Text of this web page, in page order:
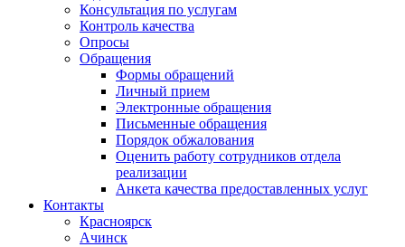
Консультация по услугам
Контроль качества
Опросы
Обращения
Формы обращений
Личный прием
Электронные обращения
Письменные обращения
Порядок обжалования
Оценить работу сотрудников отдела
реализации
Анкета качества предоставленных услуг
Контакты
Красноярск
Ачинск